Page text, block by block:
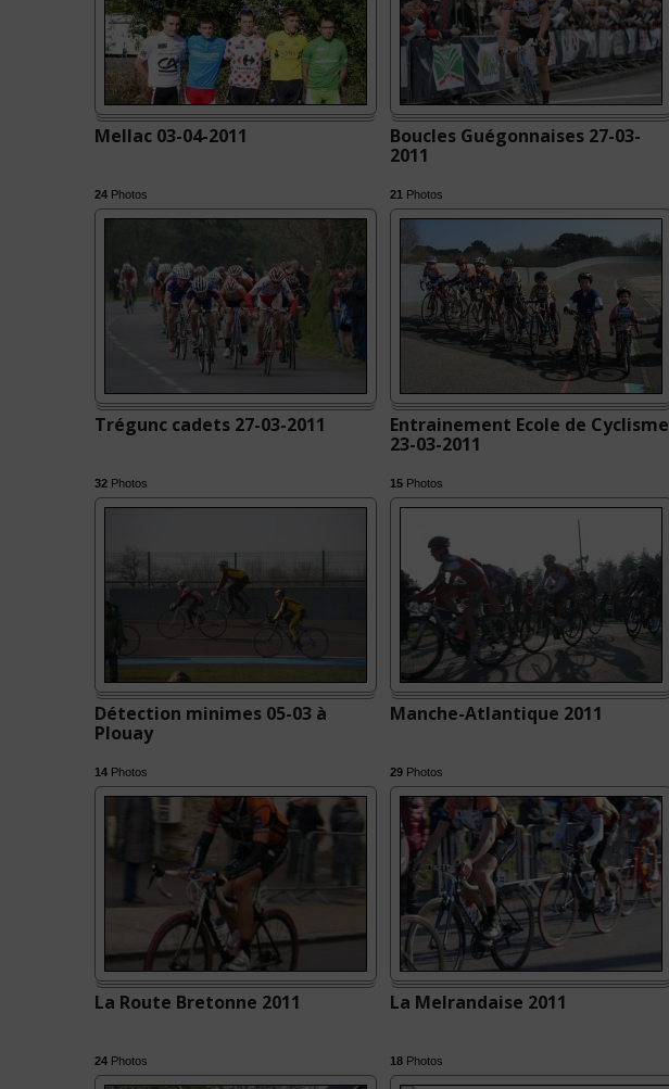
Mellac 03-04-2011
24 Photos
Boucles Guégonnaises 27-03-
2011
21 Photos
Trégunc cadets 27-03-2011
32 Photos
Entrainement Ecole de Cyclisme
23-03-2011
15 Photos
Détection minimes 05-03 à
Plouay
14 Photos
Manche-Atlantique 2011
29 Photos
La Route Bretonne 2011
24 Photos
La Melrandaise 2011
18 Photos